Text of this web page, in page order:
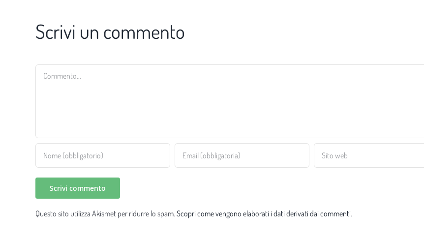
Scrivi un commento
Commento
Questo sito utilizza Akismet per ridurre lo spam. Scopri come vengono elaborati i dati derivati dai commenti.